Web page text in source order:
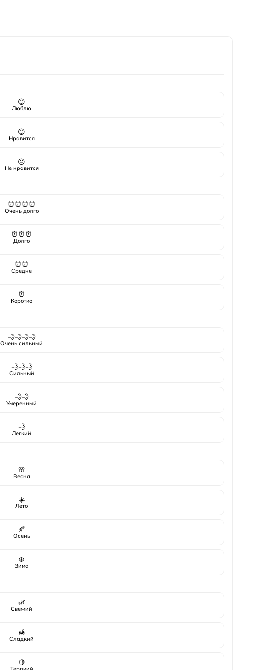
😊
Люблю
😊
Нравится
😐
Не нравится
⏰⏰⏰⏰
Очень долго
⏰⏰⏰
Долго
⏰⏰
Средне
⏰
Коротко
💨💨💨💨
Очень сильный
💨💨💨
Сильный
💨💨
Умеренный
💨
Легкий
🌸
Весна
☀️
Лето
🍂
Осень
❄️
Зима
🌿
Свежий
🍯
Сладкий
🍋
Терпкий